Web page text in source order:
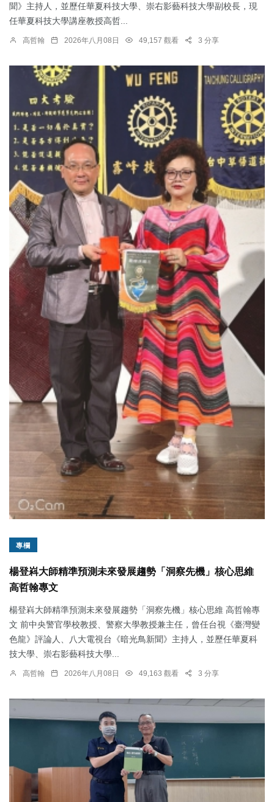
聞》主持人，並歷任華夏科技大學、崇右影藝科技大學副校長，現
任華夏科技大學講座教授高哲...
高哲翰 2026年八月08日 49,157 觀看 3 分享
專欄
楊登嵙大師精準預測未來發展趨勢「洞察先機」核心思維
高哲翰專文
楊登嵙大師精準預測未來發展趨勢「洞察先機」核心思維 高哲翰專
文 前中央警官學校教授、警察大學教授兼主任，曾任台視《臺灣變
色龍》評論人、八大電視台《暗光鳥新聞》主持人，並歷任華夏科
技大學、崇右影藝科技大學...
高哲翰 2026年八月08日 49,163 觀看 3 分享